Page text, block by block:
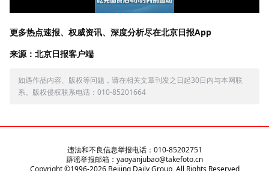
更多热点速报、权威资讯、深度分析尽在北京日报App
来源：北京日报客户端
如遇作品内容、版权等问题，请在相关文章刊发之日起30日内与本网联
系。版权侵权联系电话：010-85201664
违法和不良信息举报电话：010-85202751
辟谣举报邮箱：yaoyanjubao@takefoto.cn
Copyright ©1996-2026Beijing Daily Group, All Rights Reserved